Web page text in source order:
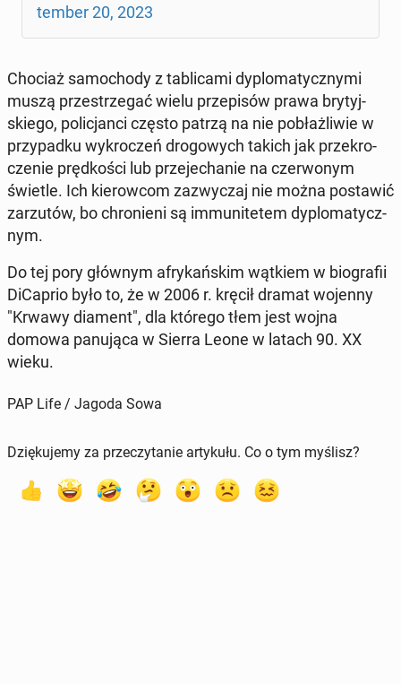
tem­ber 20, 2023
Chociaż sa­mo­cho­dy z ta­bli­ca­mi dy­plo­ma­tycz­ny­mi
muszą prze­strze­gać wielu prze­pi­sów prawa bry­tyj­
skie­go, po­li­cjan­ci często patrzą na nie po­błaż­li­wie w
przy­pad­ku wy­kro­czeń dro­go­wych takich jak prze­kro­
cze­nie pręd­ko­ści lub prze­je­cha­nie na czer­wo­nym
świetle. Ich kie­row­com za­zwy­czaj nie można po­sta­wić
za­rzu­tów, bo chro­nie­ni są im­mu­ni­te­tem dy­plo­ma­tycz­
nym.
Do tej pory głównym afry­kań­skim wątkiem w bio­gra­fii
Di­Ca­prio było to, że w 2006 r. kręcił dramat wojenny
"Krwawy diament", dla którego tłem jest wojna
domowa pa­nu­ją­ca w Sierra Leone w latach 90. XX
wieku.
PAP Life / Jagoda Sowa
Dziękujemy za przeczytanie artykułu. Co o tym myślisz?